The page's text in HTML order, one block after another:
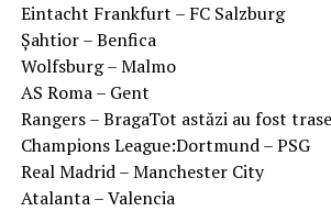
Eintacht Frankfurt – FC Salzburg
Șahtior – Benfica
Wolfsburg – Malmo
AS Roma – Gent
Rangers – BragaTot astăzi au fost
Champions League:Dortmund – PSG
Real Madrid – Manchester City
Atalanta – Valencia